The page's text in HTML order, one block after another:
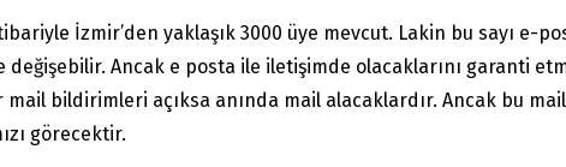
İzmir’den yaklaşık 3000 üye mevcut. Lakin bu sayı e-
Ancak e posta ile iletişimde olacaklarını garanti
bildirimleri açıksa anında mail alacaklardır. Ancak bu
görecektir.